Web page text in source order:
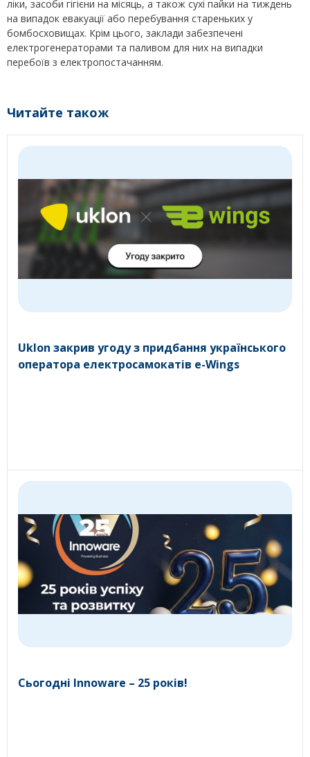
ліки, засоби гігієни на місяць, а також сухі пайки на тиждень
на випадок евакуації або перебування стареньких у
бомбосховищах. Крім цього, заклади забезпечені
електрогенераторами та паливом для них на випадки
перебоїв з електропостачанням.
Читайте також
Uklon закрив угоду з придбання українського
оператора електросамокатів e-Wings
Сьогодні Innoware – 25 років!